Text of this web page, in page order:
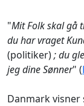
"Mit Folk skal gå
du har vraget
(politiker); du
jeg dine Sønner" (
Danmark